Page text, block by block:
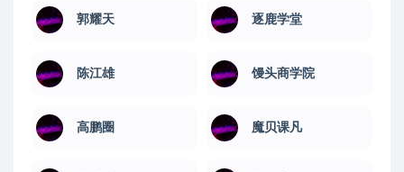
郭耀天 逐鹿学堂
陈江雄 馒头商学院
高鹏圈 魔贝课凡